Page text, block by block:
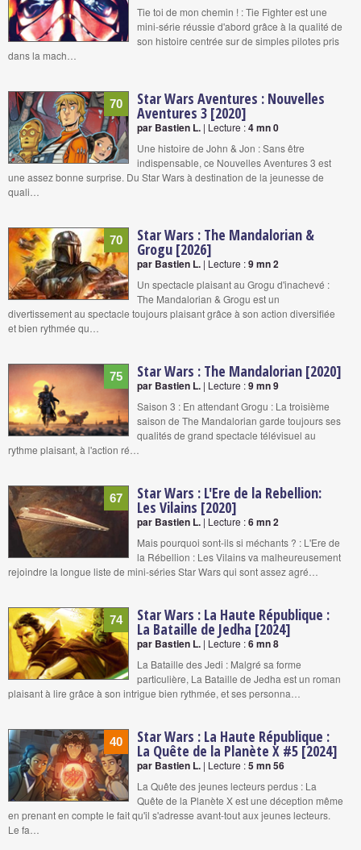
Tie toi de mon chemin ! : Tie Fighter est une
mini-série réussie d'abord grâce à la qualité de
son histoire centrée sur de simples pilotes pris
dans la mach…
70 Star Wars Aventures : Nouvelles
Aventures 3 [2020]
par Bastien L. | Lecture :4 mn 0
Une histoire de John & Jon : Sans être
indispensable, ce Nouvelles Aventures 3 est
une assez bonne surprise. Du Star Wars à destination de la jeunesse de
quali…
70 Star Wars : The Mandalorian &
Grogu [2026]
par Bastien L. | Lecture :9 mn 2
Un spectacle plaisant au Grogu d'inachevé :
The Mandalorian & Grogu est un
divertissement au spectacle toujours plaisant grâce à son action diversifiée
et bien rythmée qu…
75 Star Wars : The Mandalorian [2020]
par Bastien L. | Lecture :9 mn 9
Saison 3 : En attendant Grogu : La troisième
saison de The Mandalorian garde toujours ses
qualités de grand spectacle télévisuel au
rythme plaisant, à l'action ré…
67 Star Wars : L'Ere de la Rebellion:
Les Vilains [2020]
par Bastien L. | Lecture :6 mn 2
Mais pourquoi sont-ils si méchants ? : L'Ere de
la Rébellion : Les Vilains va malheureusement
rejoindre la longue liste de mini-séries Star Wars qui sont assez agré…
74 Star Wars : La Haute République :
La Bataille de Jedha [2024]
par Bastien L. | Lecture :6 mn 8
La Bataille des Jedi : Malgré sa forme
particulière, La Bataille de Jedha est un roman
plaisant à lire grâce à son intrigue bien rythmée, et ses personna…
40 Star Wars : La Haute République :
La Quête de la Planète X #5 [2024]
par Bastien L. | Lecture :5 mn 56
La Quête des jeunes lecteurs perdus : La
Quête de la Planète X est une déception même
en prenant en compte le fait qu'il s'adresse avant-tout aux jeunes lecteurs.
Le fa…